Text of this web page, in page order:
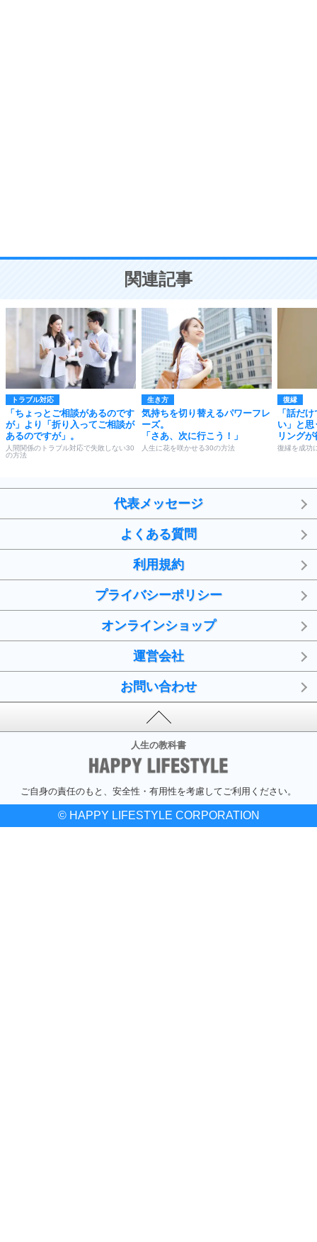
ことが大切。
関連記事
トラブル対応
「ちょっとご相談があるのです
が」より「折り入ってご相談が
あるのですが」。
人間関係のトラブル対応で失敗しない30
の方法
生き方
気持ちを切り替えるパワーフレ
ーズ。
「さあ、次に行こう！」
人生に花を咲かせる30の方法
復縁
「話だ
い」と
リング
復縁を成功
代表メッセージ
よくある質問
利用規約
プライバシーポリシー
オンラインショップ
運営会社
お問い合わせ
人生の教科書
ご自身の責任のもと、安全性・有用性を考慮してご利用ください。
© HAPPY LIFESTYLE CORPORATION